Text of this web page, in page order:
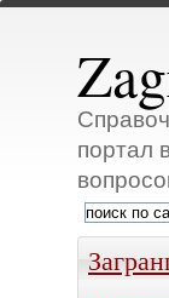
портал